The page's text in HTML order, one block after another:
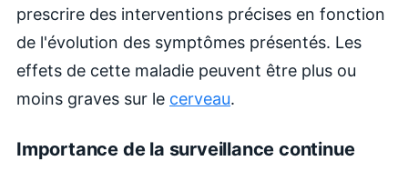
prescrire des interventions précises en fonction
de l'évolution des symptômes présentés. Les
effets de cette maladie peuvent être plus ou
moins graves sur le cerveau.
Importance de la surveillance continue